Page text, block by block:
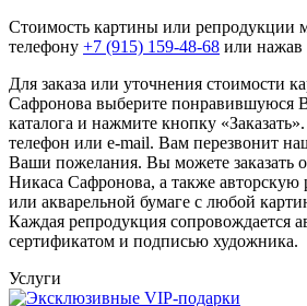
Стоимость картины или репродукции
телефону +7 (915) 159-48-68 или нажав
Для заказа или уточнения стоимости
Сафронова выберите понравившуюся
каталога и нажмите кнопку «Заказать».
телефон или e-mail. Вам перезвонит
Ваши пожелания. Вы можете заказать
Никаса Сафронова, а также авторскую
или акварельной бумаге с любой
Каждая репродукция сопровождается
сертификатом и подписью художника.
Услуги